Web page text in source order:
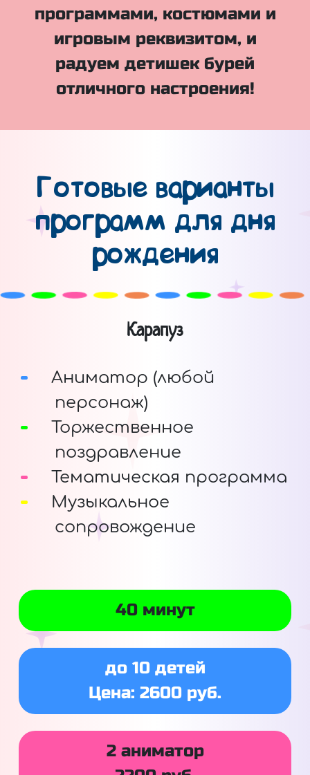
программами, костюмами и
игровым реквизитом, и
радуем детишек бурей
отличного настроения!
Готовые варианты
программ для дня
рождения
Карапуз
Аниматор (любой
персонаж)
Торжественное
поздравление
Тематическая программа
Музыкальное
сопровождение
40 минут
до 10 детей
Цена: 2600 руб.
2 аниматор